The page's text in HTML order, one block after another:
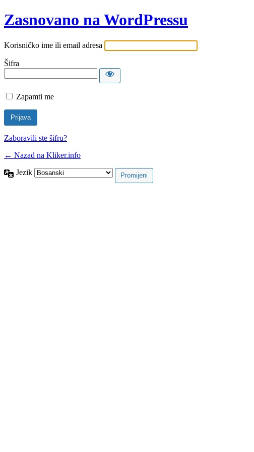
Zasnovano na WordPressu
Korisničko ime ili email adresa
Šifra
Zapamti me
Zaboravili ste šifru?
← Nazad na Kliker.info
Jezik